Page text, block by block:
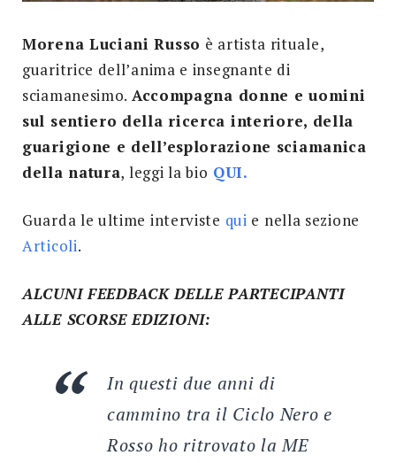
Morena Luciani Russo è artista rituale,
guaritrice dell’anima e insegnante di
sciamanesimo. Accompagna donne e uomini
sul sentiero della ricerca interiore, della
guarigione e dell’esplorazione sciamanica
della natura, leggi la bio QUI.
Guarda le ultime interviste qui e nella sezione
Articoli.
ALCUNI FEEDBACK DELLE PARTECIPANTI
ALLE SCORSE EDIZIONI:
In questi due anni di
cammino tra il Ciclo Nero e
Rosso ho ritrovato la ME